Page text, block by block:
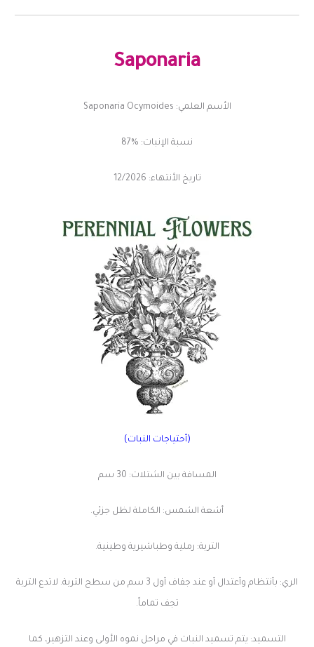
Saponaria
الأسم العلمي: Saponaria Ocymoides
نسبة الإنبات: %87
تاريخ الأنتهاء: 12/2026
(أحتياجات النبات)
المسافة بين الشتلات: 30 سم
أشعة الشمس: الكاملة لظل جزئي.
التربة: رملية وطباشيرية وطينية.
الري: بأنتظام وأعتدال أو عند جفاف أول 3 سم من سطح التربة. لاتدع التربة
تجف تماماً.
التسميد: يتم تسميد النبات في مراحل نموه الأولى وعند التزهير، كما